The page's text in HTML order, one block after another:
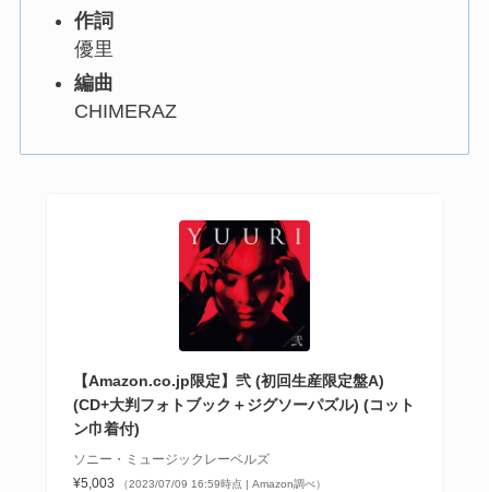
作詞
優里
編曲
CHIMERAZ
【Amazon.co.jp限定】弐 (初回生産限定盤A)
(CD+大判フォトブック＋ジグソーパズル) (コット
ン巾着付)
ソニー・ミュージックレーベルズ
¥5,003
（2023/07/09 16:59時点 | Amazon調べ）